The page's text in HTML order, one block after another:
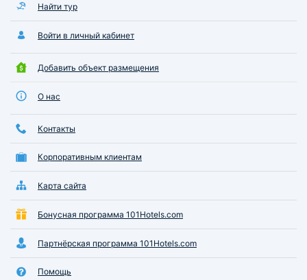
Найти тур
Войти в личный кабинет
Добавить объект размещения
О нас
Контакты
Корпоративным клиентам
Карта сайта
Бонусная программа 101Hotels.com
Партнёрская программа 101Hotels.com
Помощь